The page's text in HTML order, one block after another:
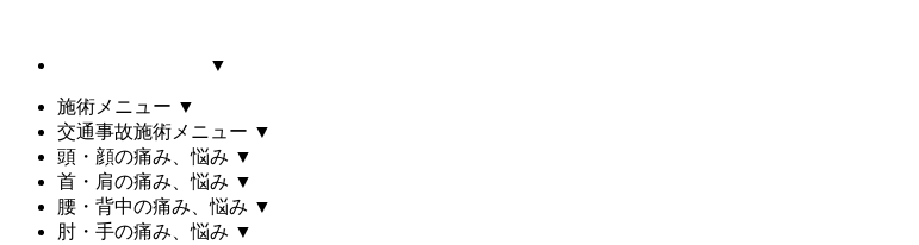
▼
施術メニュー ▼
交通事故施術メニュー ▼
頭・顔の痛み、悩み ▼
首・肩の痛み、悩み ▼
腰・背中の痛み、悩み ▼
肘・手の痛み、悩み ▼